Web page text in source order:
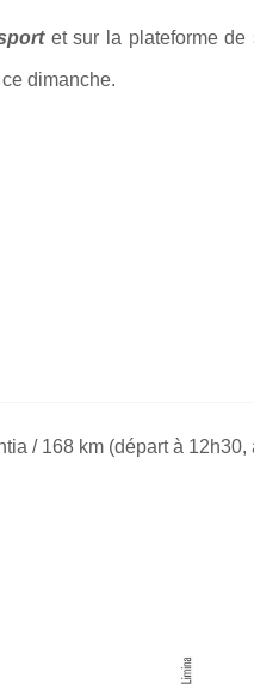
et sur la plateforme de
dimanche.
/ 168 km (départ à 12h30,